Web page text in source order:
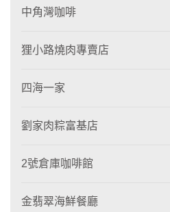
中角灣咖啡
狸小路燒肉專賣店
四海一家
劉家肉粽富基店
2號倉庫咖啡館
金翡翠海鮮餐廳